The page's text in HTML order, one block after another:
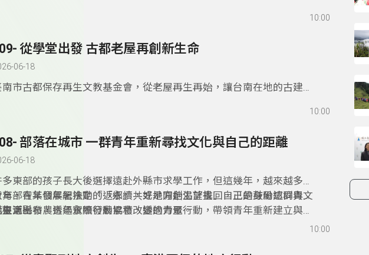
10:00
從學堂出發 古都老屋再創新生命
06-18
南市古都保存再生文教基金會，從老屋再生再始，讓台南在地的古建築
10:00
部落在城市 一群青年重新尋找文化與自己的距離
06-18
多東部的孩子長大後選擇遠赴外縣市求學工作，但這幾年，越來越多的
年，在某個年紀決定「返鄉」，或是開始渴望找回自己的身份認同與文
根源。
育部青年發展署推動的「永續共好地方創生計畫」，正是鼓勵這群青年
生活出發，透過實際行動累積改變的力量。
臺東縣布農青年永續發展協會，透過青聚行動，帶領青年重新建立與部
10:00